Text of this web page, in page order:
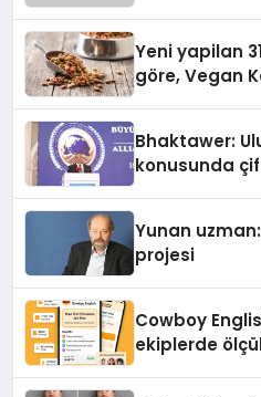
Yeni yapilan
göre, Vegan
Bhaktawer:
konusunda
Yunan
projesi
Cowboy
ekiplerde